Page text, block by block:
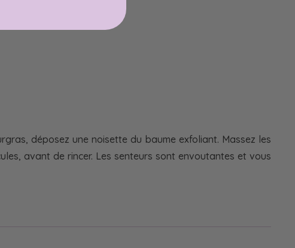
déposez une noisette du baume exfoliant. Massez les
avant de rincer. Les senteurs sont envoutantes et vous